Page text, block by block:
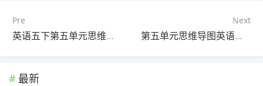
Pre
英语五下第五单元思维导图(5张值得收藏)
Next
第五单元思维导图英语四年级下册(3张可打印)
最新